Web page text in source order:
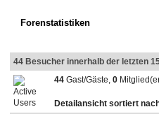
Forenstatistiken
44 Besucher innerhalb der letzten
44 Gast/Gäste,0
Detailansicht sortiert